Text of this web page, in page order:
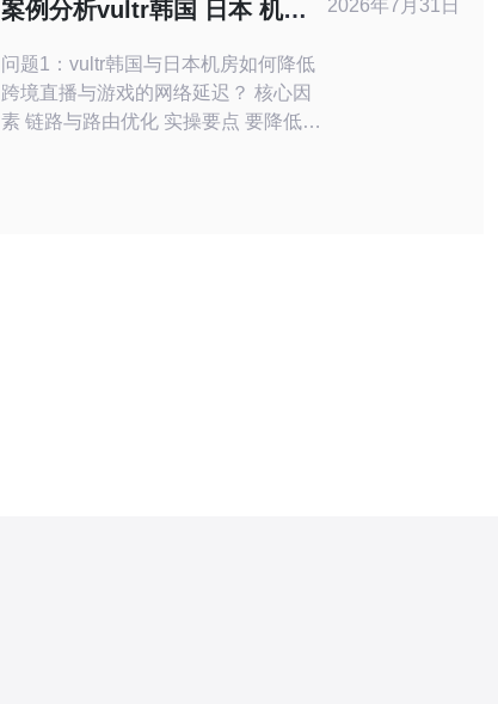
制，提供更顺畅
案例分析vultr韩国 日本 机房
验分享
问题1：vultr韩国与日本机房如何降低
跨境直播与游戏的网络延迟？ 核心因
素 链路与路由优化 实操要点 要降低延
2026年7月31日